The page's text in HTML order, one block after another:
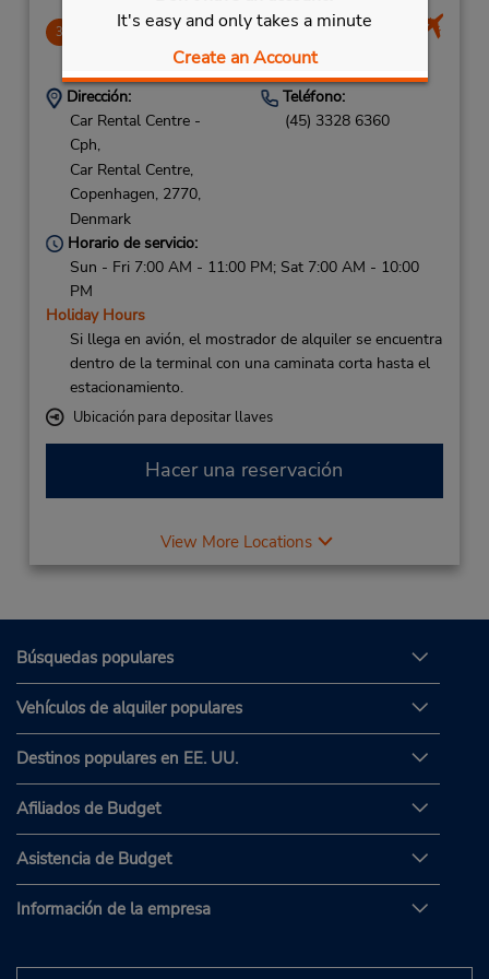
It's easy and only takes a minute
Create an Account
3 Copenhagen Intl Airport
14.79 millas de distancia
Dirección:
Car Rental Centre -
Cph,
Car Rental Centre,
Copenhagen, 2770,
Denmark
Teléfono:
(45) 3328 6360
Horario de servicio:
Sun - Fri 7:00 AM - 11:00 PM; Sat 7:00 AM - 10:00
PM
Holiday Hours
Si llega en avión, el mostrador de alquiler se encuentra
dentro de la terminal con una caminata corta hasta el
estacionamiento.
Ubicación para depositar llaves
Hacer una reservación
View More Locations
Búsquedas populares
Vehículos de alquiler populares
Destinos populares en EE. UU.
Afiliados de Budget
Asistencia de Budget
Información de la empresa